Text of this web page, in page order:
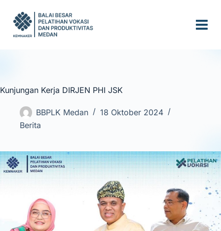
k
o
t
Kunjungan Kerja DIRJEN PHI JSK
BBPLK Medan
18 Oktober 2024
Berita